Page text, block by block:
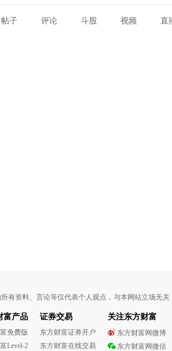
帖子 评论 斗股 视频 直
有资料、言论等仅代表个人观点，与本网站立场无
富产品
免费版
Level-2
证券交易
东方财富证券开户
东方财富在线交易
关注东方财富
东方财富网微博
东方财富网微信